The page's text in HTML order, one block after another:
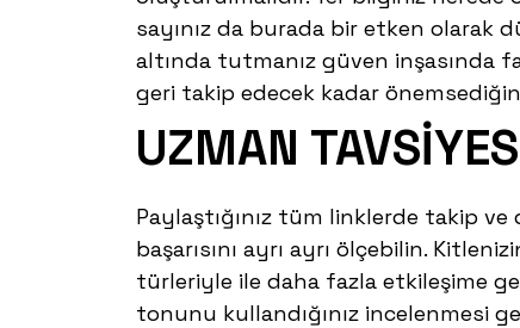
sayınız da burada bir etken olarak
altında tutmanız güven inşasında
geri takip edecek kadar
UZMAN
Paylaştığınız tüm linklerde takip
başarısını ayrı ayrı ölçebilin.
türleriyle ile daha fazla etkileşime
tonunu kullandığınız incelenmesi